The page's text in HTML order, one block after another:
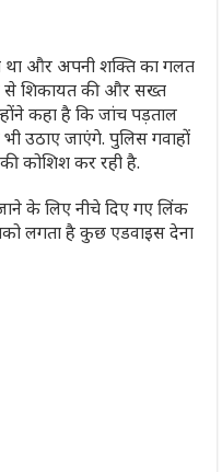
था और अपनी शक्ति का गलत
से शिकायत की और सख्त
कहा है कि जांच पड़ताल
उठाए जाएंगे. पुलिस गवाहों
कोशिश कर रही है.
के लिए नीचे दिए गए लिंक
लगता है कुछ एडवाइस देना